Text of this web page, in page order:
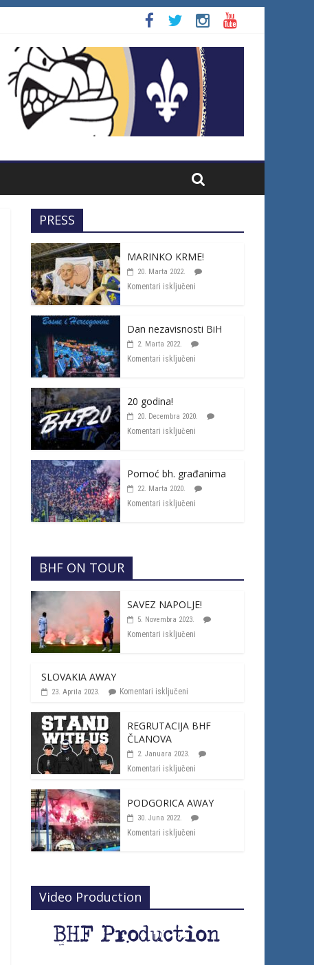
PRESS
MARINKO KRME!
20. Marta 2022.
Komentari isključeni
Dan nezavisnosti BiH
2. Marta 2022.
Komentari isključeni
20 godina!
20. Decembra 2020.
Komentari isključeni
Pomoć bh. građanima
22. Marta 2020.
Komentari isključeni
BHF ON TOUR
SAVEZ NAPOLJE!
5. Novembra 2023.
Komentari isključeni
SLOVAKIA AWAY
23. Aprila 2023. Komentari isključeni
REGRUTACIJA BHF
ČLANOVA
2. Januara 2023.
Komentari isključeni
PODGORICA AWAY
30. Juna 2022.
Komentari isključeni
Video Production